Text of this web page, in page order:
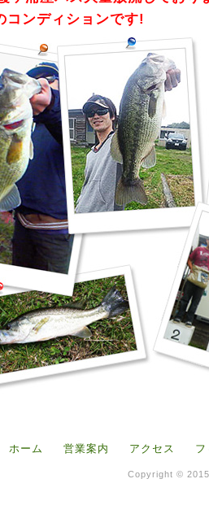
コンディションです!
ホーム 営業案内 アクセス
Copyright ©